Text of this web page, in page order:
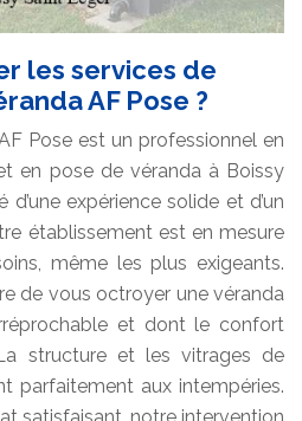
les services de
AF Pose ?
Pose est un professionnel en
en pose de véranda à Boissy
expérience solide et d’un
établissement est en mesure
même les plus exigeants.
de vous octroyer une véranda
et dont le confort
structure et les vitrages de
parfaitement aux intempéries.